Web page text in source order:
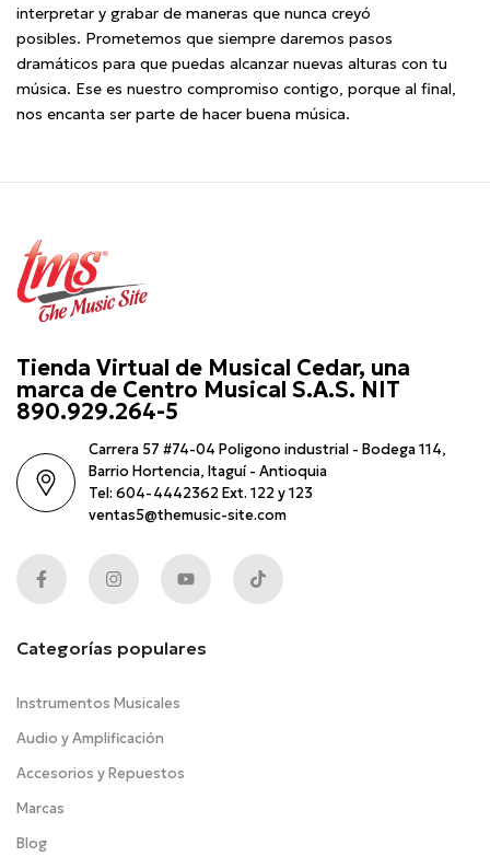
interpretar y grabar de maneras que nunca creyó
posibles. Prometemos que siempre daremos pasos
dramáticos para que puedas alcanzar nuevas alturas con tu
música. Ese es nuestro compromiso contigo, porque al final,
nos encanta ser parte de hacer buena música.
Tienda Virtual de Musical Cedar, una
marca de Centro Musical S.A.S. NIT
890.929.264-5
Carrera 57 #74-04 Poligono industrial - Bodega 114,
Barrio Hortencia, Itaguí - Antioquia
Tel: 604-4442362 Ext. 122 y 123
ventas5@themusic-site.com
Categorías populares
Instrumentos Musicales
Audio y Amplificación
Accesorios y Repuestos
Marcas
Blog